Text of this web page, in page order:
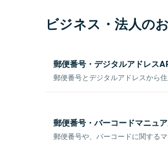
ビジネス・法人の
郵便番号・デジタルアドレス
郵便番号とデジタルアドレスから
郵便番号・バーコードマニュ
郵便番号や、バーコードに関する